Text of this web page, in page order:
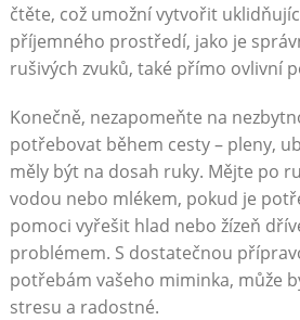
čtěte, což umožní vytvořit
příjemného prostředí, jako je
rušivých zvuků, také přímo ovlivní
Konečně, nezapomeňte na
potřebovat během cesty – pleny,
měly být na dosah ruky. Mějte po
vodou nebo mlékem, pokud je
pomoci vyřešit hlad nebo žízeň
problémem. S dostatečnou
potřebám vašeho miminka, může
stresu a radostné.